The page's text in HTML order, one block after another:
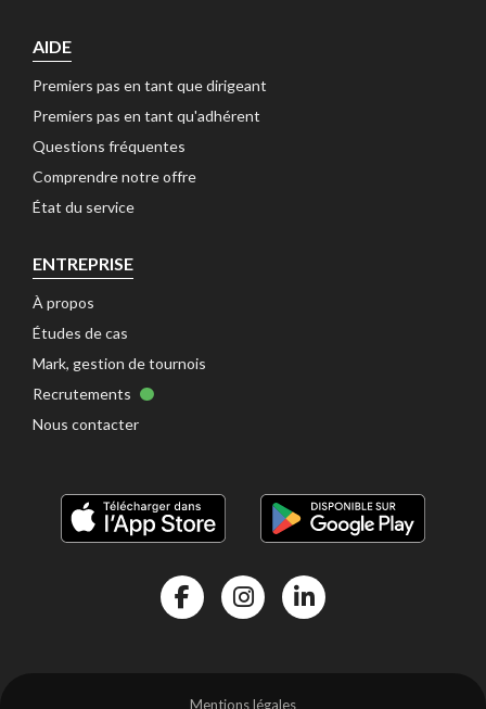
AIDE
Premiers pas en tant que dirigeant
Premiers pas en tant qu'adhérent
Questions fréquentes
Comprendre notre offre
État du service
ENTREPRISE
À propos
Études de cas
Mark, gestion de tournois
Recrutements
Nous contacter
Mentions légales